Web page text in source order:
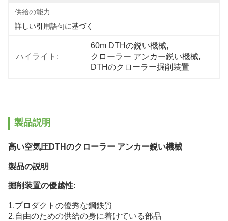
供給の能力:
詳しい引用語句に基づく
ハイライト:
60m DTHの鋭い機械,
クローラー アンカー鋭い機械,
DTHのクローラー掘削装置
製品説明
高い空気圧DTHのクローラー アンカー鋭い機械
製品の説明
掘削装置の優越性:
1.プロダクトの優秀な鋼鉄質
2.自由のための供給の身に着けている部品